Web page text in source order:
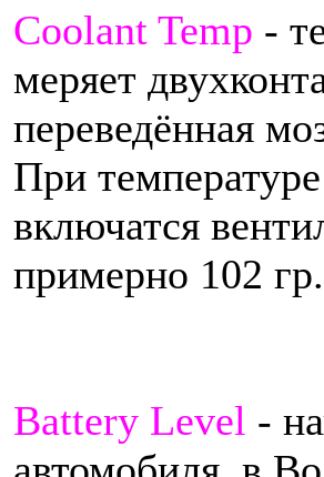
Coolant Temp -
меряет
переведённая
При
включатся
примерно 102
Battery Level -